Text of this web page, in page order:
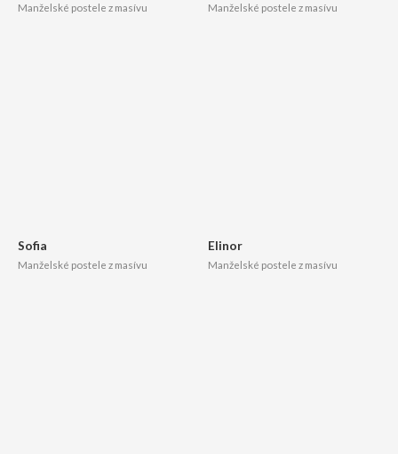
Manželské postele z masívu Manželské postele z masívu
Sofia
Manželské postele z masívu
Elinor
Manželské postele z masívu